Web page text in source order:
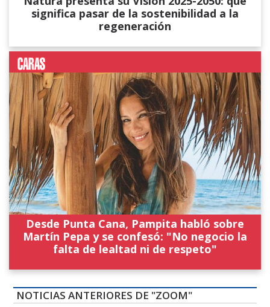
significa pasar de la sostenibilidad a la
regeneración
Desde Punta Cana, Pampita habló sobre
Martín Pepa y se confesó: "No negocio la
falta de lealtad ni de respeto"
NOTICIAS ANTERIORES DE "ZOOM"